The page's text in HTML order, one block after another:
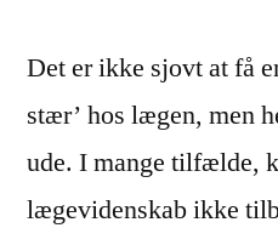
Det er ikke sjovt at få
stær’ hos lægen, men
ude. I mange tilfælde,
lægevidenskab ikke